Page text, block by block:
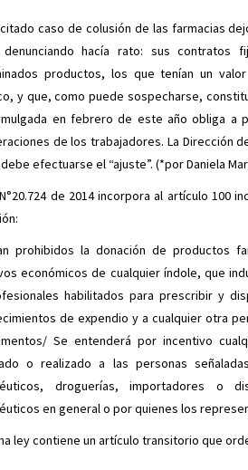
caso de colusión de las farmacias
denunciando hacía rato: sus contratos
productos, los que tenían un
y que, como puede sospecharse,
en febrero de este año obliga a
de los trabajadores. La Dirección
efectuarse el “ajuste”. (*por Daniela
de 2014 incorpora al artículo 100
prohibidos la donación de productos
económicos de cualquier índole, que
habilitados para prescribir y
de expendio y a cualquier otra
Se entenderá por incentivo
o realizado a las personas
droguerías, importadores o
en general o por quienes los
ley contiene un artículo transitorio que